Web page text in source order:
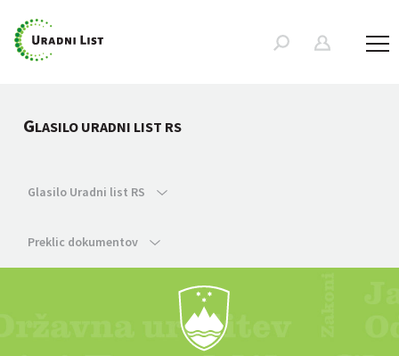
GLASILO URADNI LIST RS
Glasilo Uradni list RS
Preklic dokumentov